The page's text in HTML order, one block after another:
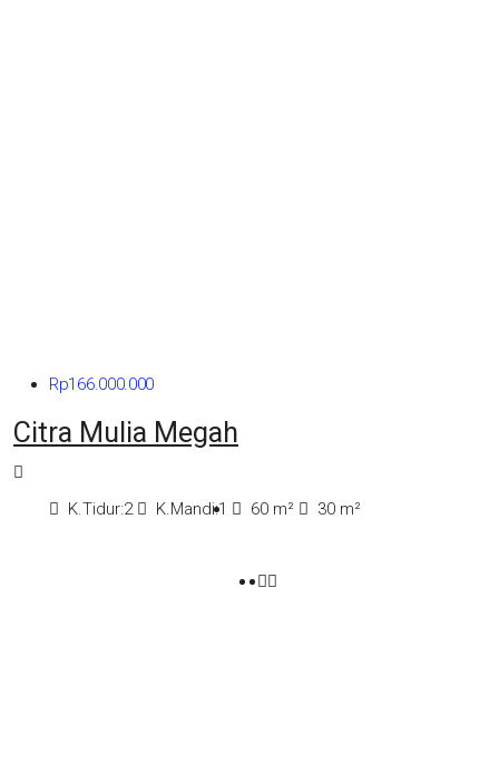
Rp166.000.000
Citra Mulia Megah
K.Tidur:2 K.Mandi:1 60 m² 30 m²